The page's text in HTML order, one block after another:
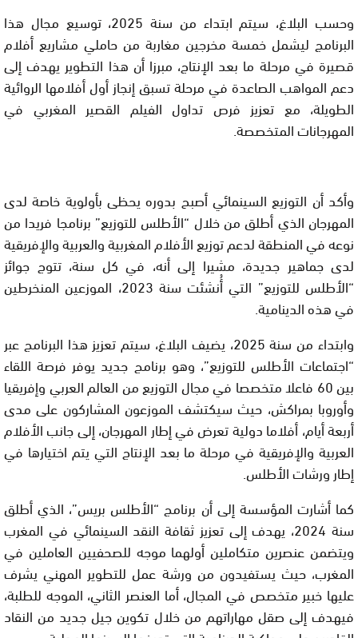
وحسب البلاغ، سيتم ابتداء من سنة 2025، توسيع مجال هذا
البرنامج ليشمل خمسة مخرجين مغاربة من حاملي مشاريع أفلام
قصيرة في مرحلة ما بعد الإنتاج، مبرزا أن هذا التطوير يهدف إلى
دعم المواهب الصاعدة في مرحلة تسبق إنجاز أول أفلامها الروائية
الطويلة، مع تعزيز فرص تداول الفيلم القصير المغربي في
المهرجانات المتخصصة.
وأكد أن التوزيع السينمائي أصبح بدوره يحظى بأولوية خاصة لدى
المهرجان الذي أطلق من خلال “الأطلس للتوزيع” برنامجا فريدا من
نوعه في المنطقة لدعم توزيع الأفلام المغربية والعربية والإفريقية
لدى جماهير جديدة، مشيرا إلى أنه، في كل سنة، تتوج جوائز
“الأطلس للتوزيع” التي أُنشئت سنة 2023، الموزعين المنخرطين
في هذه الدينامية.
وابتداء من سنة 2025، يضيف البلاغ، سيتم تعزيز هذا البرنامج عبر
“اجتماعات الأطلس للتوزيع”، وهو برنامج جديد يوفر فرصة اللقاء
بين 60 فاعلا متخصصا في مجال التوزيع من العالم العربي وإفريقيا
وأوروبا بمراكش، حيث سيكتشف الموزعون المشاركون على مدى
أربعة أيام، أفلاما دولية تعرض في إطار المهرجان، إلى جانب الأفلام
العربية والإفريقية في مرحلة ما بعد الإنتاج التي يتم اختيارها في
إطار ورشات الأطلس.
كما أشارت المؤسسة إلى أن برنامج “الأطلس بريس”، الذي أطلق
سنة 2024، يهدف إلى تعزيز ثقافة النقد السينمائي في المغرب
ويتضمن عنصرين متكاملين أولهما موجه للصحفيين العاملين في
المغرب، حيث يستفيدون من ورشة عمل للتطوير المهني يشرف
عليها خبير متخصص في المجال، أما العنصر الثاني، الموجه للطلبة،
فيهدف إلى صقل مهاراتهم من خلال تكوين جيل جديد من النقاد